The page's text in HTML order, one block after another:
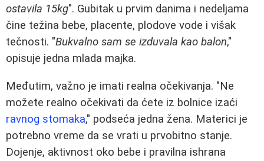
ostavila 15kg". Gubitak u prvim danima i nedeljama
čine težina bebe, placente, plodove vode i višak
tečnosti. "Bukvalno sam se izduvala kao balon,"
opisuje jedna mlada majka.
Međutim, važno je imati realna očekivanja. "Ne
možete realno očekivati da ćete iz bolnice izaći
ravnog stomaka," podseća jedna žena. Materici je
potrebno vreme da se vrati u prvobitno stanje.
Dojenje, aktivnost oko bebe i pravilna ishrana